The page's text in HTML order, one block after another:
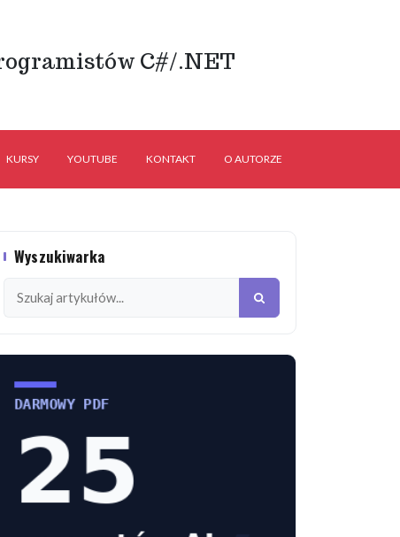
C#/.NET
KURSY YOUTUBE KONTAKT O AUTORZE
Wyszukiwarka